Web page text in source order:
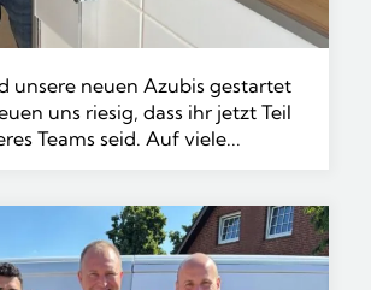
unsere neuen Azubis gestartet
uns riesig, dass ihr jetzt Teil
Teams seid. Auf viele...